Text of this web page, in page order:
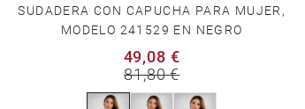
SUDADERA CON CAPUCHA PARA MUJER,
MODELO 241529 EN NEGRO
49,08 €
81,80 €